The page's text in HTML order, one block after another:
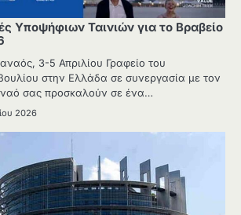
Υποψήφιων Ταινιών για το Βραβείο
3-5 Απριλίου Γραφείο του
στην Ελλάδα σε συνεργασία με τον
σας προσκαλούν σε ένα…
2026